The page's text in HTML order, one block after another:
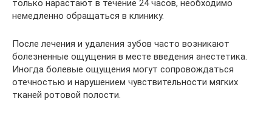
только нарастают в течение 24 часов, необходимо
немедленно обращаться в клинику.
После лечения и удаления зубов часто возникают
болезненные ощущения в месте введения анестетика.
Иногда болевые ощущения могут сопровождаться
отечностью и нарушением чувствительности мягких
тканей ротовой полости.